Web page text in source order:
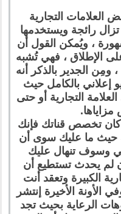
رائجة ويستخدمها
، ويُمكن القول أن
الإطلاق ، فهي تُشبه
، ومِن الجدير بالذكر أنه
إعلاني بالكامل حيث
التجارية أو حتى
كان تخصص قناتك فإنك
حيث ما عليك سوى أن
وسوف تنهال عليك
لم يحدث تستطيع أن
الكبيرة وتعقد أنت
الأونة الأخيرة إنتشر
الرعاية بحيث تجد